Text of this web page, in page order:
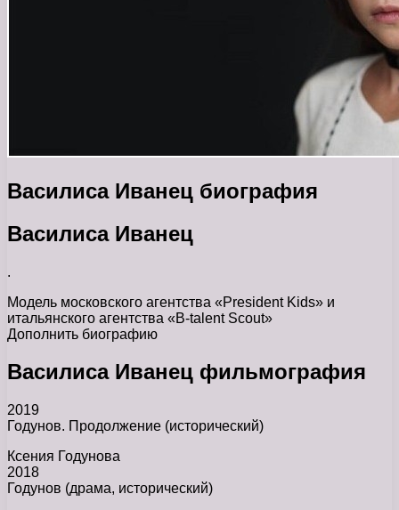
Василиса Иванец биография
Василиса Иванец
.
Модель московского агентства «President Kids» и
итальянского агентства «B-talent Scout»
Дополнить биографию
Василиса Иванец фильмография
2019
Годунов. Продолжение (исторический)
Ксения Годунова
2018
Годунов (драма, исторический)